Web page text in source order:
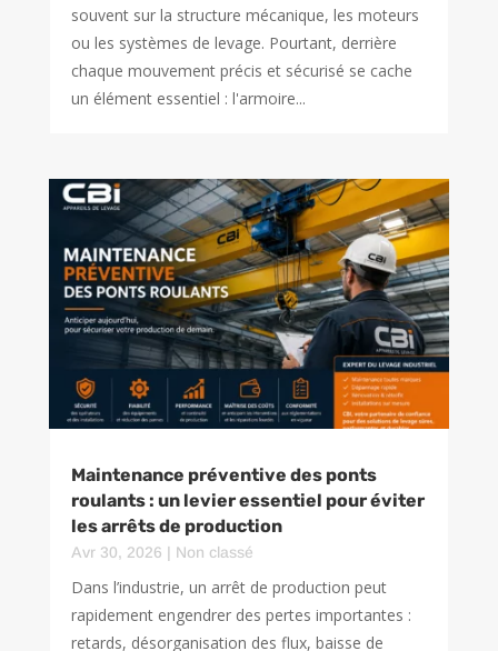
souvent sur la structure mécanique, les moteurs
ou les systèmes de levage. Pourtant, derrière
chaque mouvement précis et sécurisé se cache
un élément essentiel : l'armoire...
Maintenance préventive des ponts
roulants : un levier essentiel pour éviter
les arrêts de production
Avr 30, 2026 | Non classé
Dans l’industrie, un arrêt de production peut
rapidement engendrer des pertes importantes :
retards, désorganisation des flux, baisse de